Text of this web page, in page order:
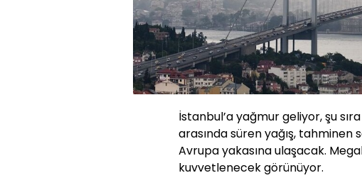
İstanbul’a yağmur geliyor, şu
arasında süren yağış, tahminen
Avrupa yakasına ulaşacak.
kuvvetlenecek görünüyor.